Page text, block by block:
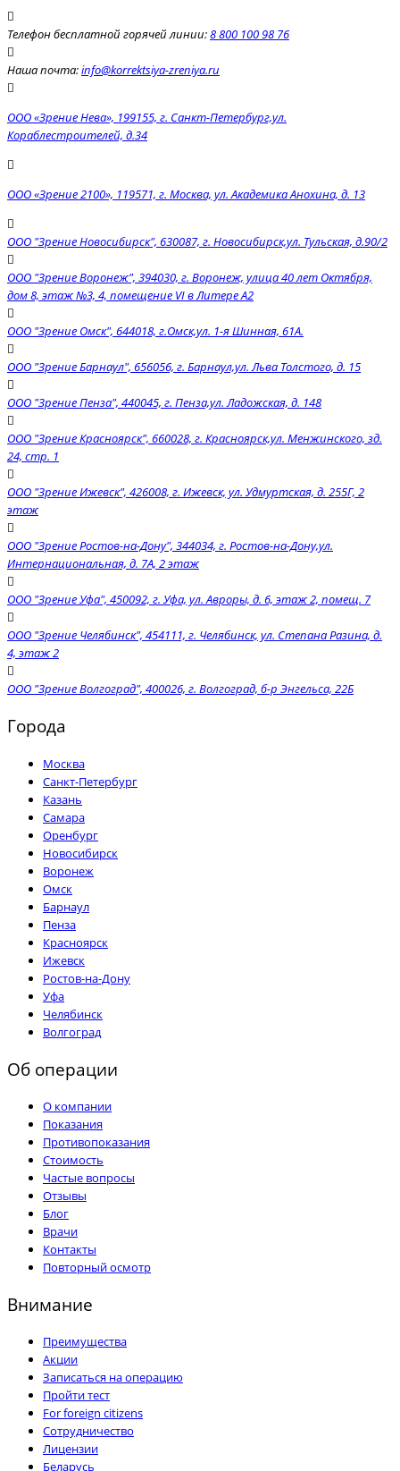
Телефон бесплатной горячей линии:8 800 100 98 76
Наша почта:info@korrektsiya-zreniya.ru
ООО «Зрение Нева», 199155, г. Санкт-Петербург,ул.
Кораблестроителей, д.34
ООО «Зрение 2100», 119571, г. Москва, ул. Академика Анохина, д. 13
ООО "Зрение Новосибирск", 630087, г. Новосибирск,ул. Тульская, д.90/2
ООО "Зрение Воронеж", 394030, г. Воронеж, улица 40 лет Октября,
дом 8, этаж №3, 4, помещение VI в Литере А2
ООО "Зрение Омск", 644018, г.Омск,ул. 1-я Шинная, 61А.
ООО "Зрение Барнаул", 656056, г. Барнаул,ул. Льва Толстого, д. 15
ООО "Зрение Пенза", 440045, г. Пенза,ул. Ладожская, д. 148
OOO "Зрение Красноярск", 660028, г. Красноярск,ул. Менжинского, зд.
24, стр. 1
ООО "Зрение Ижевск", 426008, г. Ижевск, ул. Удмуртская, д. 255Г, 2
этаж
ООО "Зрение Ростов-на-Дону", 344034, г. Ростов-на-Дону,ул.
Интернациональная, д. 7А, 2 этаж
ООО "Зрение Уфа", 450092, г. Уфа, ул. Авроры, д. 6, этаж 2, помещ. 7
ООО "Зрение Челябинск", 454111, г. Челябинск, ул. Степана Разина, д.
4, этаж 2
ООО "Зрение Волгоград", 400026, г. Волгоград, б-р Энгельса, 22Б
Города
Москва
Санкт-Петербург
Казань
Самара
Оренбург
Новосибирск
Воронеж
Омск
Барнаул
Пенза
Красноярск
Ижевск
Ростов-на-Дону
Уфа
Челябинск
Волгоград
Об операции
О компании
Показания
Противопоказания
Стоимость
Частые вопросы
Отзывы
Блог
Врачи
Контакты
Повторный осмотр
Внимание
Преимущества
Акции
Записаться на операцию
Пройти тест
For foreign citizens
Сотрудничество
Лицензии
Беларусь